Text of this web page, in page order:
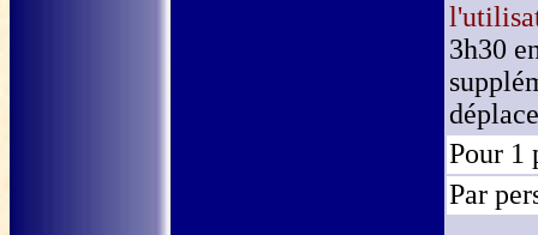
3h30
Pour 1
Par